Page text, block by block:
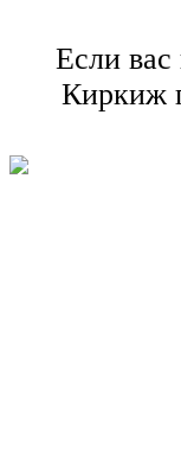
Если вас
Киркиж